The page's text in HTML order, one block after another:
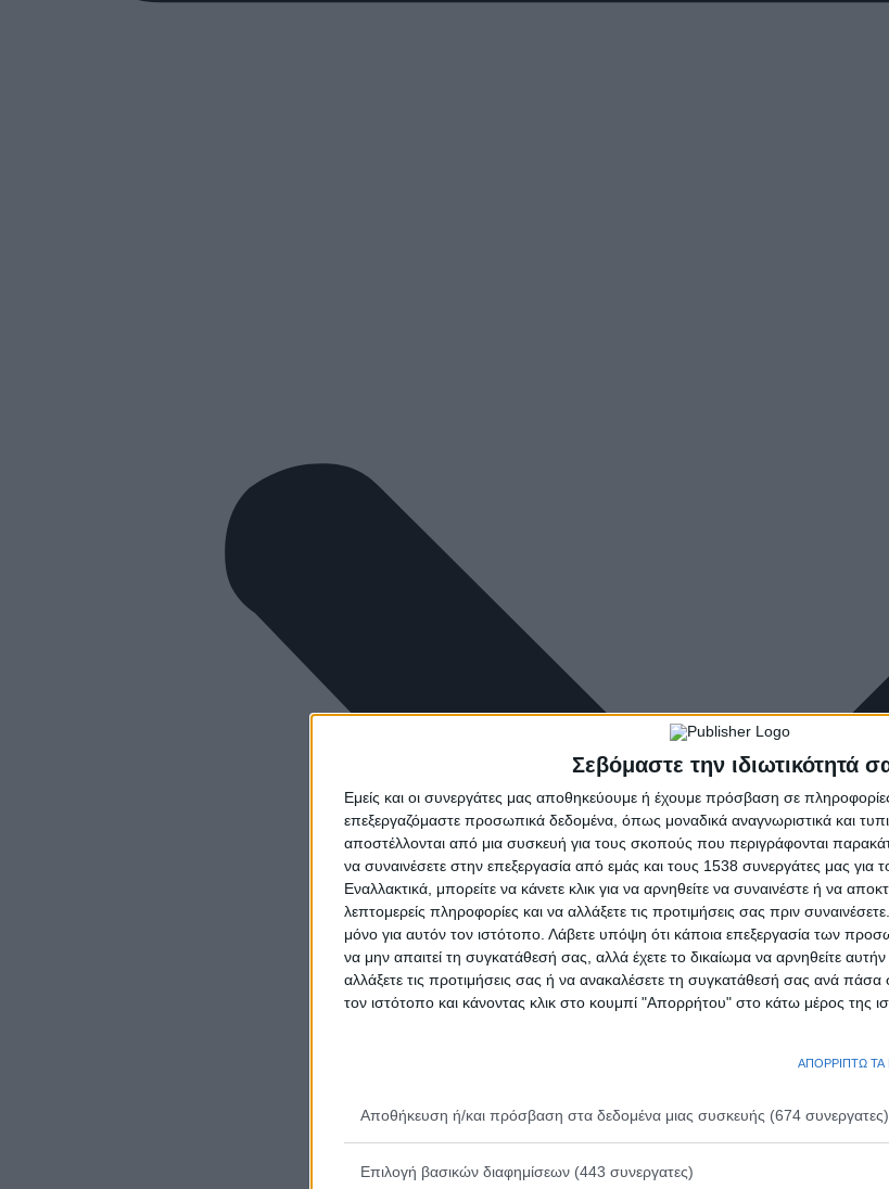
Σεβόμαστε την ιδιωτικότητά
Εμείς και οι συνεργάτες μας αποθηκεύουμε ή έχουμε πρόσβαση σε
επεξεργαζόμαστε προσωπικά δεδομένα, όπως μοναδικά αναγνωριστικά και
αποστέλλονται από μια συσκευή για τους σκοπούς που περιγράφονται
να συναινέσετε στην επεξεργασία από εμάς και τους 1538 συνεργάτες μας για
Εναλλακτικά, μπορείτε να κάνετε κλικ για να αρνηθείτε να συναινέστε ή να
λεπτομερείς πληροφορίες και να αλλάξετε τις προτιμήσεις σας πριν
μόνο για αυτόν τον ιστότοπο. Λάβετε υπόψη ότι κάποια επεξεργασία των
να μην απαιτεί τη συγκατάθεσή σας, αλλά έχετε το δικαίωμα να αρνηθείτε
αλλάξετε τις προτιμήσεις σας ή να ανακαλέσετε τη συγκατάθεσή σας ανά πάσα
τον ιστότοπο και κάνοντας κλικ στο κουμπί "Απορρήτου" στο κάτω μέρος της
ΑΠΟΡΡΙΠΤΩ ΤΑ
Αποθήκευση ή/και πρόσβαση στα δεδομένα μιας συσκευής (674 συνεργατες)
Επιλογή βασικών διαφημίσεων (443 συνεργατες)